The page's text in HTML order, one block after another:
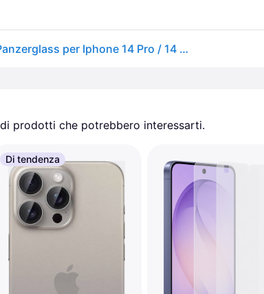
Protezione della fotocamera Panzerglass per Iphone 14 Pro / 14 Pro Max
prodotti che potrebbero interessarti.
Di tendenza